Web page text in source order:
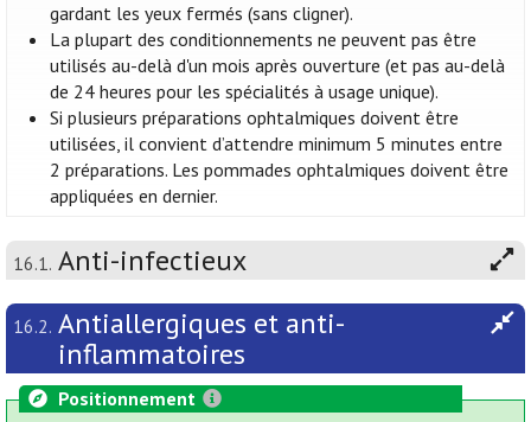
gardant les yeux fermés (sans cligner).
La plupart des conditionnements ne peuvent pas être
utilisés au-delà d'un mois après ouverture (et pas au-delà
de 24 heures pour les spécialités à usage unique).
Si plusieurs préparations ophtalmiques doivent être
utilisées, il convient d’attendre minimum 5 minutes entre
2 préparations. Les pommades ophtalmiques doivent être
appliquées en dernier.
16.1. Anti-infectieux
16.2. Antiallergiques et anti-
inflammatoires
Positionnement